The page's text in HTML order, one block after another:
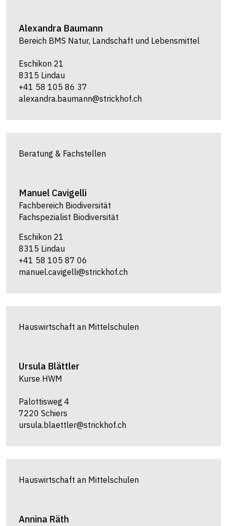
Alexandra Baumann
Bereich BMS Natur, Landschaft und Lebensmittel
Eschikon 21
8315 Lindau
+41 58 105 86 37
alexandra.baumann@strickhof.ch
Beratung & Fachstellen
Manuel Cavigelli
Fachbereich Biodiversität
Fachspezialist Biodiversität
Eschikon 21
8315 Lindau
+41 58 105 87 06
manuel.cavigelli@strickhof.ch
Hauswirtschaft an Mittelschulen
Ursula Blättler
Kurse HWM
Palottisweg 4
7220 Schiers
ursula.blaettler@strickhof.ch
Hauswirtschaft an Mittelschulen
Annina Räth